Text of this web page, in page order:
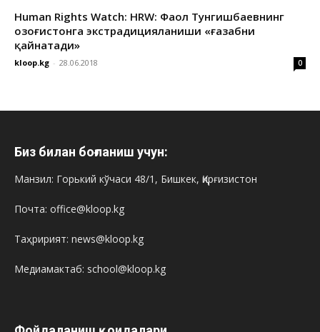
Human Rights Watch: HRW: Фаол Тунгишбаевнинг
Қозоғистонга экстрадицияланиши «ғазабни
қайнатади»
kloop.kg - 28.06.2018 0
Биз билан боғланиш учун:
Манзил: Горький кўчаси 48/1, Бишкек, Қирғизистон
Почта: office@kloop.kg
Таҳририят: news@kloop.kg
Медиамактаб: school@kloop.kg